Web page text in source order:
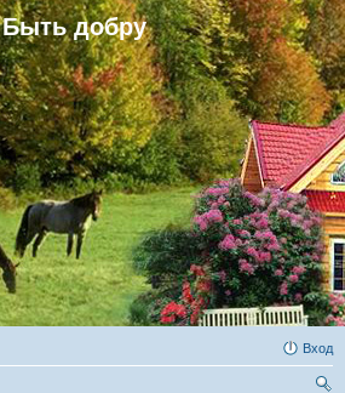
Быть добру
Вход